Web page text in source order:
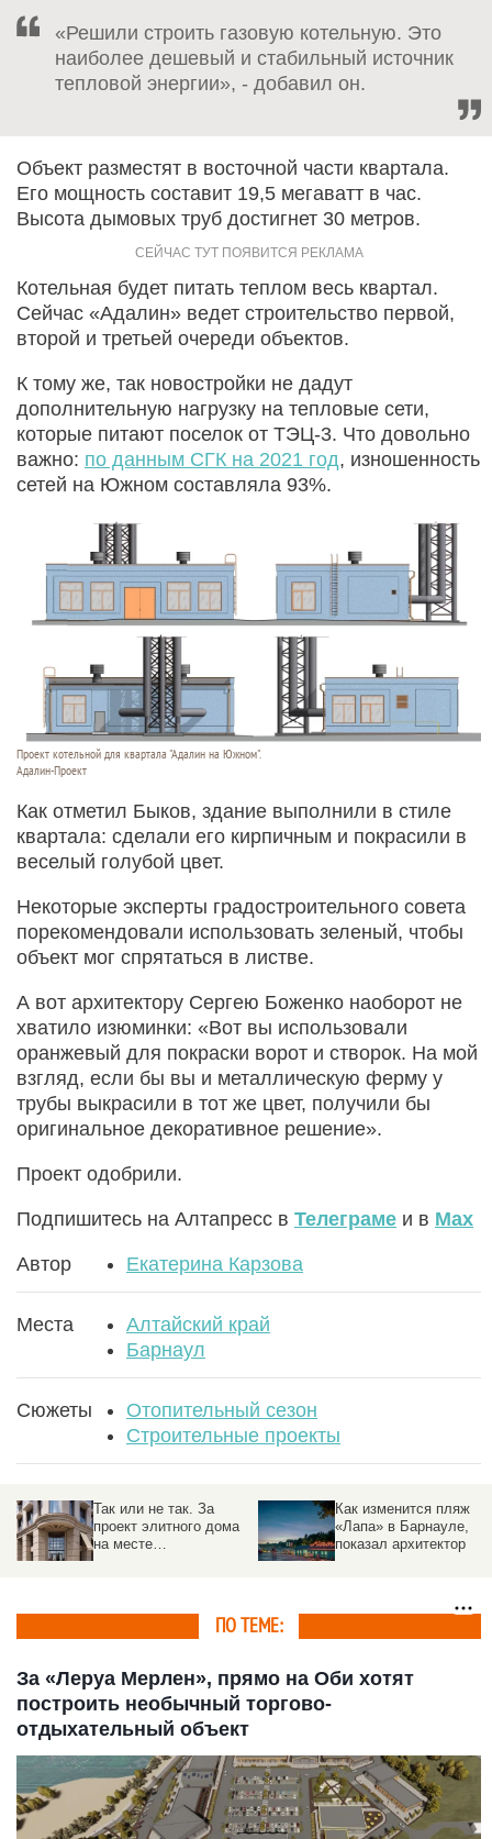
«Решили строить газовую котельную. Это
наиболее дешевый и стабильный источник
тепловой энергии», - добавил он.
Объект разместят в восточной части квартала.
Его мощность составит 19,5 мегаватт в час.
Высота дымовых труб достигнет 30 метров.
Котельная будет питать теплом весь квартал.
Сейчас «Адалин» ведет строительство первой,
второй и третьей очереди объектов.
К тому же, так новостройки не дадут
дополнительную нагрузку на тепловые сети,
которые питают поселок от ТЭЦ-3. Что довольно
важно: по данным СГК на 2021 год, изношенность
сетей на Южном составляла 93%.
Проект котельной для квартала "Адалин на Южном".
Адалин-Проект
Как отметил Быков, здание выполнили в стиле
квартала: сделали его кирпичным и покрасили в
веселый голубой цвет.
Некоторые эксперты градостроительного совета
порекомендовали использовать зеленый, чтобы
объект мог спрятаться в листве.
А вот архитектору Сергею Боженко наоборот не
хватило изюминки: «Вот вы использовали
оранжевый для покраски ворот и створок. На мой
взгляд, если бы вы и металлическую ферму у
трубы выкрасили в тот же цвет, получили бы
оригинальное декоративное решение».
Проект одобрили.
Подпишитесь на Алтапресс в Телеграме и в Max
Автор Екатерина Карзова
Места
Алтайский край
Барнаул
Сюжеты
Отопительный сезон
Строительные проекты
Жители Алтайского
края мерзнут из-за
сгнивших теплосетей
во время 40-градусных
Лукашенко перенес
повышение тарифов за
услуги ЖКХ
ПО ТЕМЕ:
За «Леруа Мерлен», прямо на Оби хотят
построить необычный торгово-
отдыхательный объект